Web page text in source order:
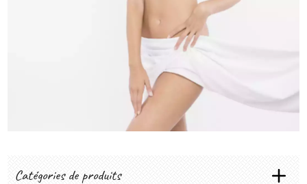
NOUVEAU CLIENT ?
Créez votre compte
Créer mon compte
Catégories de produits